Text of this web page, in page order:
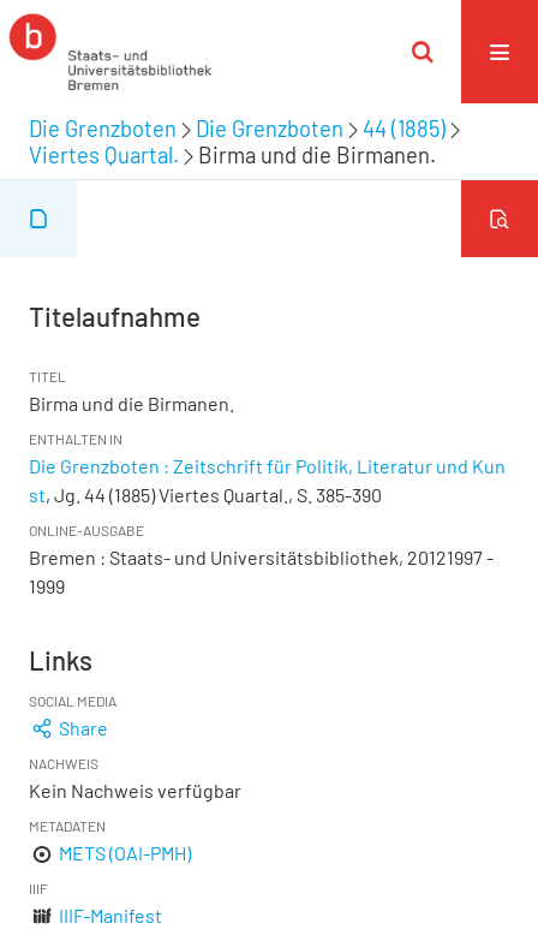
Die Grenzboten Die Grenzboten
44 (1885)
Viertes Quartal.
Birma und die Birmanen.
Titelaufnahme
TITEL
Birma und die Birmanen.
ENTHALTEN IN
Die Grenzboten : Zeitschrift für Politik, Literatur und Kun
st, Jg. 44 (1885) Viertes Quartal., S. 385-390
ONLINE-AUSGABE
Bremen : Staats- und Universitätsbibliothek, 20121997 -
1999
Links
SOCIAL MEDIA
Share
NACHWEIS
Kein Nachweis verfügbar
METADATEN
METS (OAI-PMH)
IIIF
IIIF-Manifest